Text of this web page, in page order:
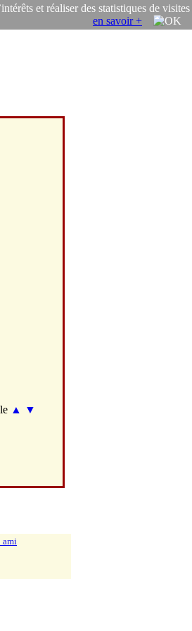
et réaliser des statistiques de visites
en savoir +
▲ ▼
ami